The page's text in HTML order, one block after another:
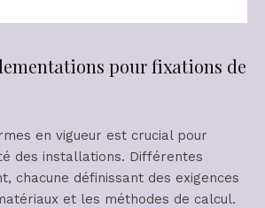
pour fixations de
en vigueur est crucial pour
des installations. Différentes
chacune définissant des exigences
et les méthodes de calcul.